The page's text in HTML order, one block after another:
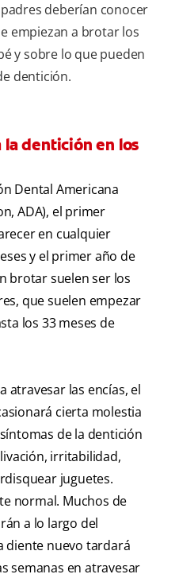
deberían conocer
empiezan a brotar los
y sobre lo que pueden
dentición.
dentición en los
Dental Americana
ADA), el primer
en cualquier
y el primer año de
brotar suelen ser los
que suelen empezar
los 33 meses de
atravesar las encías, el
cierta molestia
de la dentición
irritabilidad,
juguetes.
normal. Muchos de
a lo largo del
diente nuevo tardará
semanas en atravesar